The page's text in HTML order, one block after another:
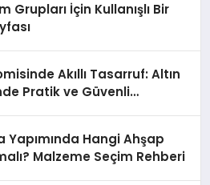
Grupları İçin Kullanışlı Bir
Akıllı Tasarruf: Altın
Pratik ve Güvenli
Yapımında Hangi Ahşap
Malzeme Seçim Rehberi